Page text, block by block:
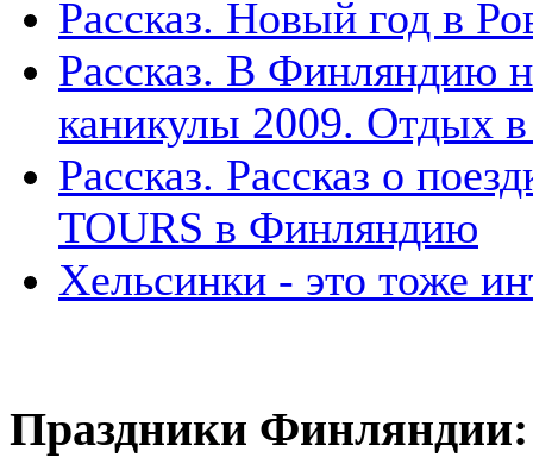
Рассказ. Новый год в
Рассказ. В Финляндию
каникулы 2009. Отдых в
Рассказ. Рассказ о
TOURS в Финляндию
Хельсинки - это тоже
Праздники Финляндии: